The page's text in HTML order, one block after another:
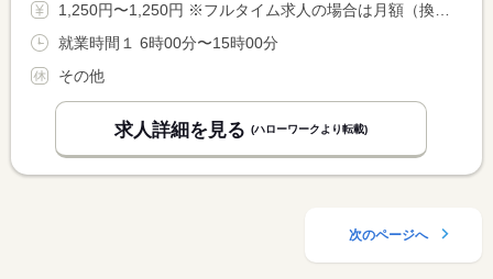
1,250円〜1,250円 ※フルタイム求人の場合は月額（換算額）、パート求人の場合は時間額を表示しています。
就業時間１ 6時00分〜15時00分
その他
求人詳細を見る (ハローワークより転載)
次のページへ